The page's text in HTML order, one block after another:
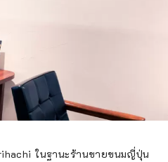
ในฐานะร้านขายขนมญี่ปุ่น